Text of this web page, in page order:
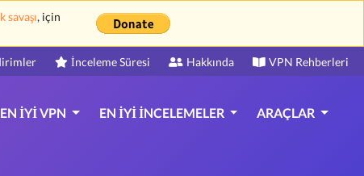
, için
İnceleme Süresi Hakkında VPN Rehberleri
EN İYI VPN EN İYI İNCELEMELER ARAÇLAR